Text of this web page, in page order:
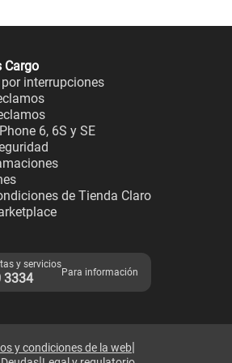
Cargo
interrupciones
6, 6S y SE
de Tienda Claro
y servicios
3334 Para información
y condiciones de la web|